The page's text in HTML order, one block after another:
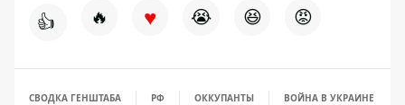
👍 🔥 ♥ 😭 😆 😡
СВОДКА ГЕНШТАБА РФ ОККУПАНТЫ ВОЙНА В УКРАИНЕ